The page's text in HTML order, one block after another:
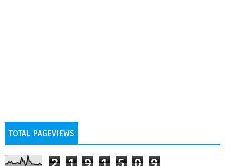
TOTAL PAGEVIEWS